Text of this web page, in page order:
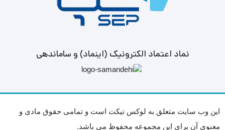
نماد اعتماد الکترونیک (اینماد) و ساماندهی
این وب سایت متعلق به لوکس تیکت است و تمامی حقوق مادی و
معنوی آن برای این مجموعه محفوظ می باشد.